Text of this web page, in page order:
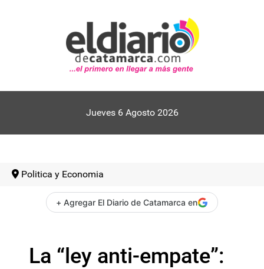
Jueves 6 Agosto 2026
Politica y Economia
+ Agregar El Diario de Catamarca en
La “ley anti-empate”: